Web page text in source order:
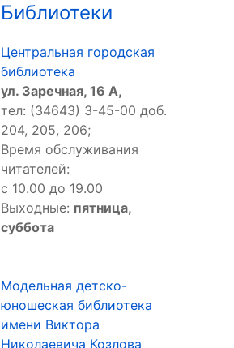
Библиотеки
Центральная городская
библиотека
ул. Заречная, 16 А,
тел: (34643) 3-45-00 доб.
204, 205, 206;
Время обслуживания
читателей:
с 10.00 до 19.00
Выходные: пятница,
суббота
Модельная детско-
юношеская библиотека
имени Виктора
Николаевича Козлова